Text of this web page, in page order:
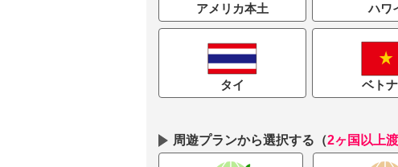
アメリカ本土 ハワ
タイ ベト
周遊プランから選択する （2ヶ国以上